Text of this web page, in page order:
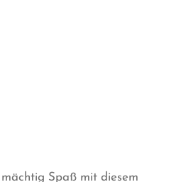
Spaß mit diesem